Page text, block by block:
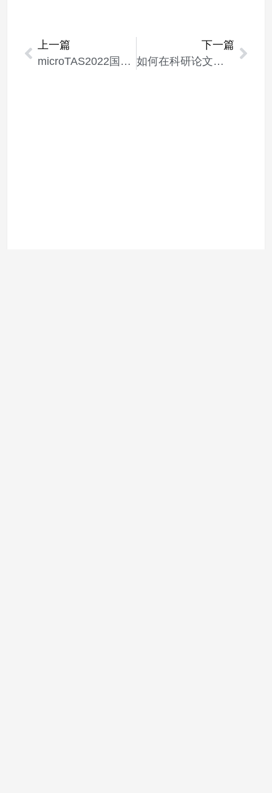
上一篇
microTAS2022国际微流控会议在杭州召开
下一篇
如何在科研论文或PPT中标注Elveflow设备？